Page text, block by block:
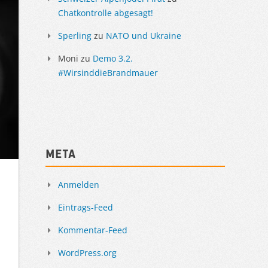
Chatkontrolle abgesagt!
Sperling zu NATO und Ukraine
Moni zu Demo 3.2.
#WirsinddieBrandmauer
Meta
Anmelden
Eintrags-Feed
Kommentar-Feed
WordPress.org